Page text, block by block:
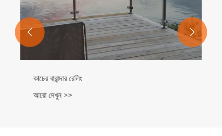
কাচের বারান্দার রেলিং
আরো দেখুন >>
 